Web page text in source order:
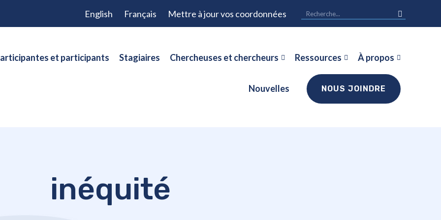
English Français Mettre à jour vos coordonnées
et participants Stagiaires Chercheuses et chercheurs Ressources À propos
Nouvelles NOUS JOINDRE
inéquité